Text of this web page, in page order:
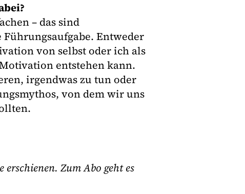
– das sind
Entweder
von selbst oder ich als
entstehen kann.
irgendwas zu tun oder
von dem wir uns
Zum Abo geht es